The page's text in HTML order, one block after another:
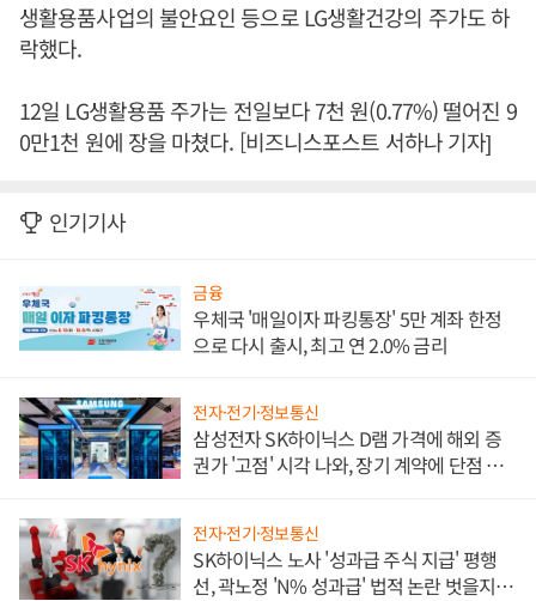
생활용품사업의 불안요인 등으로 LG생활건강의 주가도 하
락했다.
12일 LG생활용품 주가는 전일보다 7천 원(0.77%) 떨어진 9
0만1천 원에 장을 마쳤다. [비즈니스포스트 서하나 기자]
인기기사
금융
우체국 '매일이자 파킹통장' 5만 계좌 한정
으로 다시 출시, 최고 연 2.0% 금리
전자·전기·정보통신
삼성전자 SK하이닉스 D램 가격에 해외 증
권가 '고점' 시각 나와, 장기 계약에 단점 부
전자·전기·정보통신
SK하이닉스 노사 '성과급 주식 지급' 평행
선, 곽노정 'N% 성과급' 법적 논란 벗을지 주